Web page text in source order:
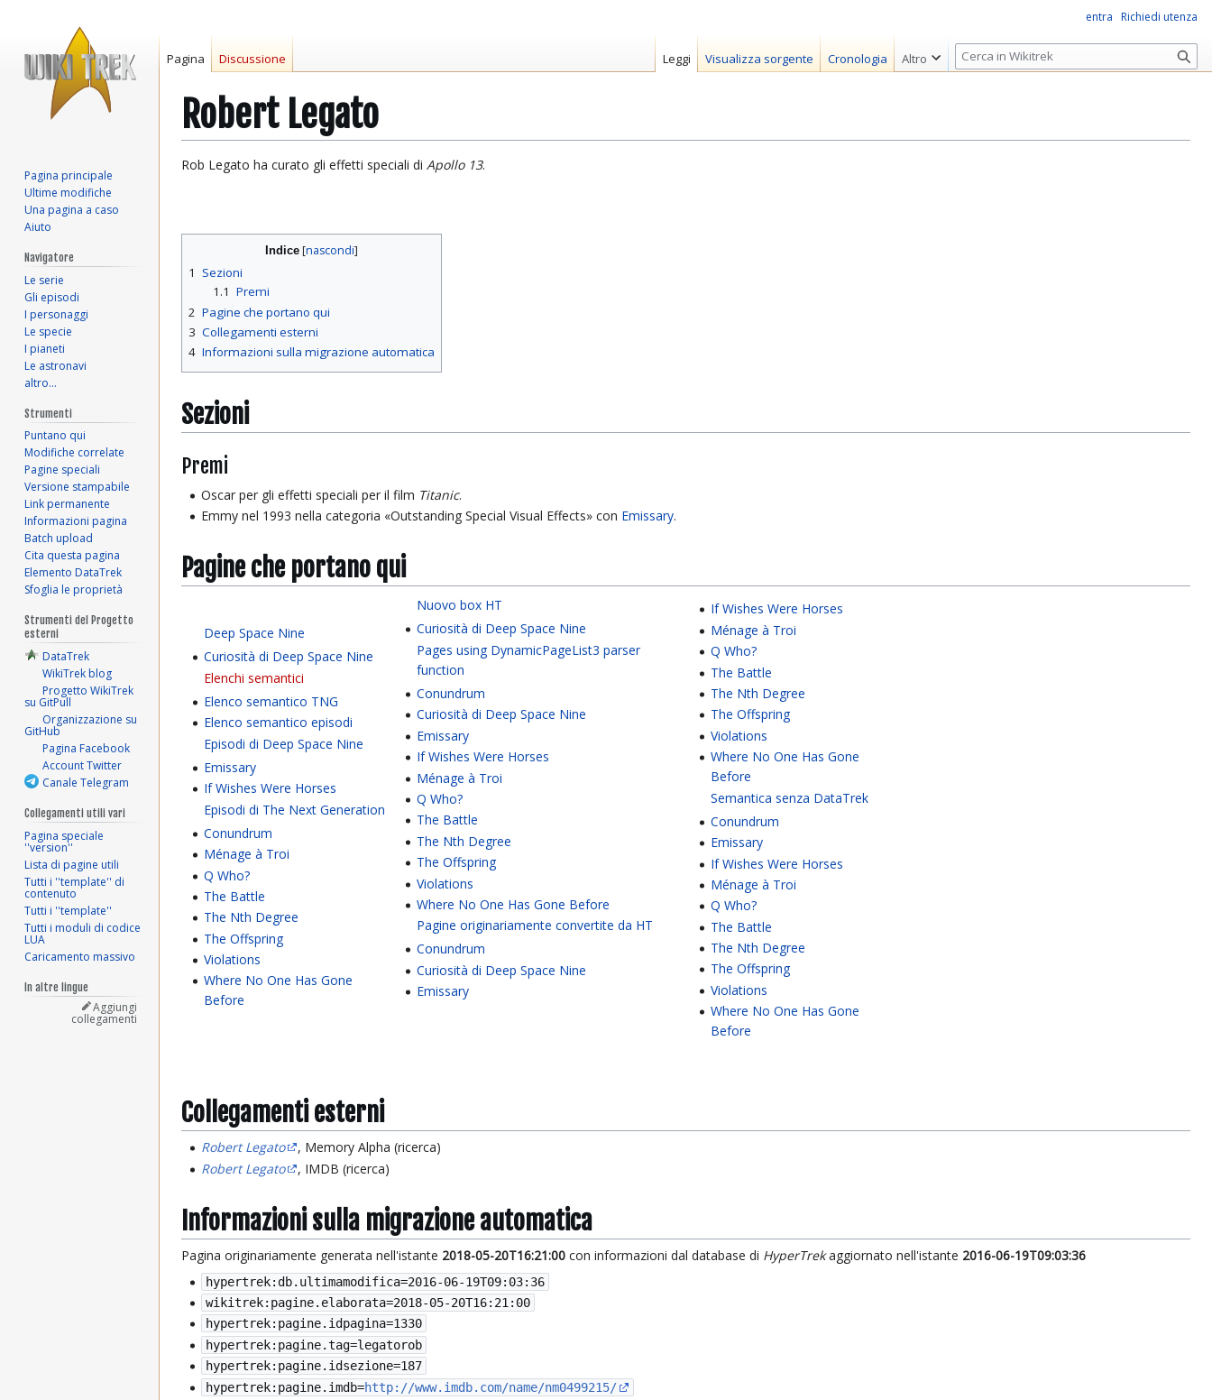
Robert Legato
Vai
Vai
Rob Legato ha curato gli effetti speciali di Apollo 13.
Indice
1
Sezioni
1.1 Premi
2 Pagine che portano qui
3 Collegamenti esterni
4 Informazioni sulla migrazione automatica
Sezioni
Premi
Oscar per gli effetti speciali per il film Titanic.
Emmy nel 1993 nella categoria «Outstanding Special Visual Effects» con Emissary.
Pagine che portano qui
Deep Space Nine
Curiosità di Deep Space Nine
Elenchi semantici
Elenco semantico TNG
Elenco semantico episodi
Episodi di Deep Space Nine
Emissary
If Wishes Were Horses
Episodi di The Next Generation
Conundrum
Ménage à Troi
Q Who?
The Battle
The Nth Degree
The Offspring
Violations
Where No One Has Gone
Before
Nuovo box HT
Curiosità di Deep Space Nine
Pages using DynamicPageList3 parser
function
Conundrum
Curiosità di Deep Space Nine
Emissary
If Wishes Were Horses
Ménage à Troi
Q Who?
The Battle
The Nth Degree
The Offspring
Violations
Where No One Has Gone Before
Pagine originariamente convertite da HT
Conundrum
Curiosità di Deep Space Nine
Emissary
If Wishes Were Horses
Ménage à Troi
Q Who?
The Battle
The Nth Degree
The Offspring
Violations
Where No One Has Gone
Before
Semantica senza DataTrek
Conundrum
Emissary
If Wishes Were Horses
Ménage à Troi
Q Who?
The Battle
The Nth Degree
The Offspring
Violations
Where No One Has Gone
Before
Collegamenti esterni
Robert Legato
, Memory Alpha (ricerca)
Robert Legato
, IMDB (ricerca)
Informazioni sulla migrazione automatica
Pagina originariamente generata nell'istante 2018-05-20T16:21:00 con informazioni dal database di HyperTrekaggiornato nell'istante 2016-06-19T09:03:36
hypertrek:db.ultimamodifica=2016-06-19T09:03:36
wikitrek:pagine.elaborata=2018-05-20T16:21:00
hypertrek:pagine.idpagina=1330
hypertrek:pagine.tag=legatorob
hypertrek:pagine.idsezione=187
hypertrek:pagine.imdb=http://www.imdb.com/name/nm0499215/
entra Richiedi utenza
Pagina Discussione Leggi Visualizza sorgente Cronologia Altro
R
i
r
Pagina principale
Ultime modifiche
Una pagina a caso
Aiuto
Navigatore
Le serie
Gli episodi
I personaggi
Le specie
I pianeti
Le astronavi
altro…
Strumenti
Puntano qui
Modifiche correlate
Pagine speciali
Versione stampabile
Link permanente
Informazioni pagina
Batch upload
Cita questa pagina
Elemento DataTrek
Sfoglia le proprietà
Strumenti del Progetto
esterni
DataTrek
WikiTrek blog
Progetto WikiTrek
su GitPull
Organizzazione su
GitHub
Pagina Facebook
Account Twitter
Canale Telegram
Collegamenti utili vari
Pagina speciale
''version''
Lista di pagine utili
Tutti i ''template'' di
contenuto
Tutti i ''template''
Tutti i moduli di codice
LUA
Caricamento massivo
In altre lingue
Aggiungi
collegamenti